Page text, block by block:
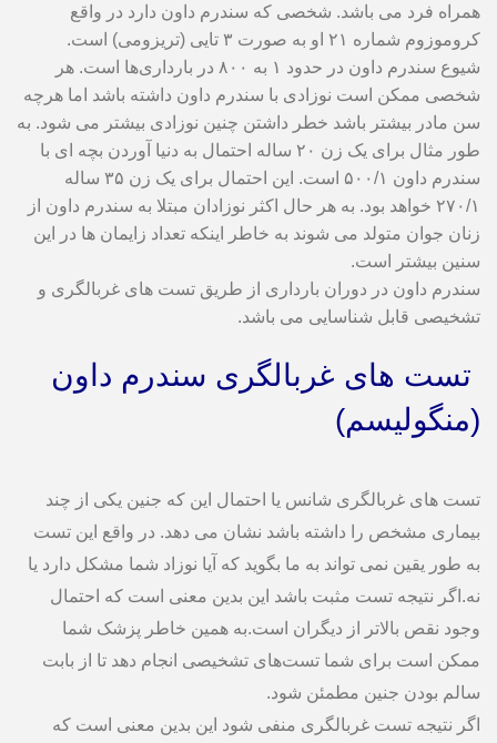
همراه فرد می باشد. شخصی که سندرم داون دارد در واقع
کروموزوم شماره ۲۱ او به صورت ۳ تایی (تریزومی) است.
شیوع سندرم داون در حدود ۱ به ۸۰۰ در بارداری‌ها است. هر
شخصی ممکن است نوزادی با سندرم داون داشته باشد اما هرچه
سن مادر بیشتر باشد خطر داشتن چنین نوزادی بیشتر می شود. به
طور مثال برای یک زن ۲۰ ساله احتمال به دنیا آوردن بچه ای با
سندرم داون ۵۰۰/۱ است. این احتمال برای یک زن ۳۵ ساله
۲۷۰/۱ خواهد بود. به هر حال اکثر نوزادان مبتلا به سندرم داون از
زنان جوان متولد می شوند به خاطر اینکه تعداد زایمان ها در این
سنین بیشتر است.
سندرم داون در دوران بارداری از طریق تست های غربالگری و
تشخیصی قابل شناسایی می باشد.
تست های غربالگری سندرم داون
(منگولیسم)
تست های غربالگری شانس یا احتمال این که جنین یکی از چند
بیماری مشخص را داشته باشد نشان می دهد. در واقع این تست
به طور یقین نمی تواند به ما بگوید که آیا نوزاد شما مشکل دارد یا
نه.اگر نتیجه تست مثبت باشد این بدین معنی است که احتمال
وجود نقص بالاتر از دیگران است.به همین خاطر پزشک شما
ممکن است برای شما تست‌های تشخیصی انجام دهد تا از بابت
سالم بودن جنین مطمئن شود.
اگر نتیجه تست غربالگری منفی شود این بدین معنی است که